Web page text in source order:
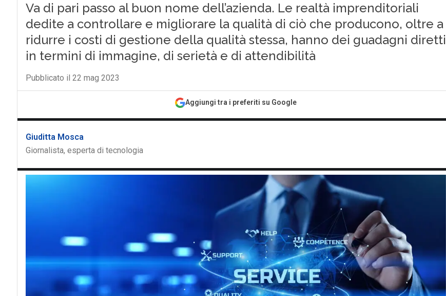
Va di pari passo al buon nome dell’azienda. Le realtà imprenditoriali
dedite a controllare e migliorare la qualità di ciò che producono, oltre a
ridurre i costi di gestione della qualità stessa, hanno dei guadagni diretti
in termini di immagine, di serietà e di attendibilità
Pubblicato il 22 mag 2023
Aggiungi tra i preferiti su Google
Giuditta Mosca
Giornalista, esperta di tecnologia